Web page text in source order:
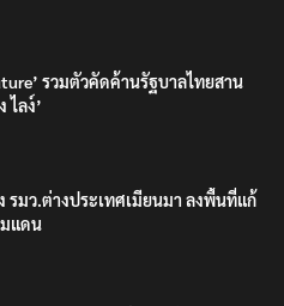
รวมตัวคัดค้านรัฐบาลไทยสาน
ไลง์’
รมว.ต่างประเทศเมียนมา ลงพื้นที่แก้
แดน